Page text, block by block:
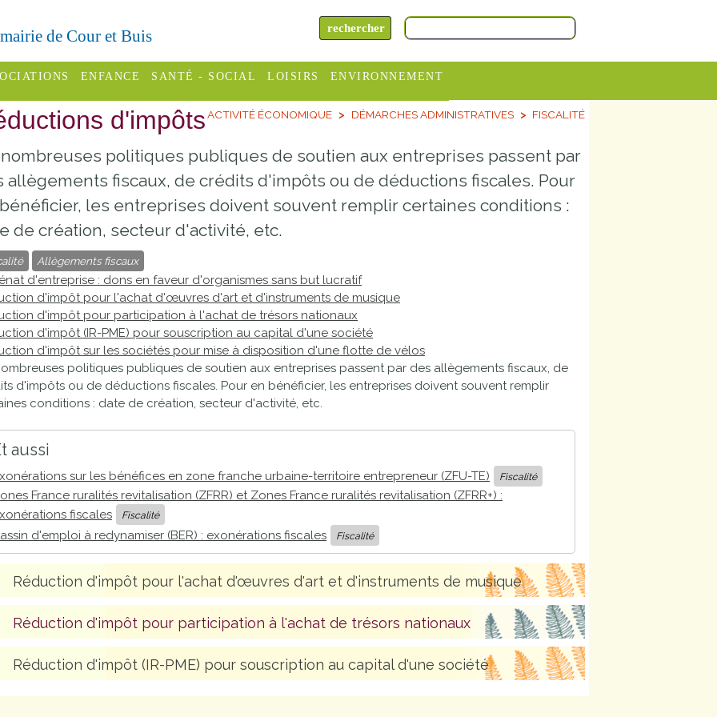
de Cour et Buis
des
Varèze
des
ENFANCE
Assistantes
Relais
assistante
maternelle
Pôle petite
enfance
Etablissements
scolaires
publics
Établissements
privés
SANTÉ - SOCIAL
Centres
ADMR
CCAS
Départemental
Le SSIAD
des Trois
Rivières
LOISIRS
Offices
Piscines
Sélection
d'activité
proches de
Cour et
découvrir
et
ENVIRONNEMENT
Horaires
Redevance
incitative
ACTIVITÉ ÉCONOMIQUE DÉMARCHES ADMINISTRATIVES FISCALITÉ
d'impôts
politiques publiques de soutien aux entreprises passent par
allègements fiscaux, de crédits d'impôts ou de déductions fiscales. Pour
les entreprises doivent souvent remplir certaines conditions :
de création, secteur d'activité, etc.
Allègements fiscaux
d'entreprise : dons en faveur d'organismes sans but lucratif
d'impôt pour l'achat d'œuvres d'art et d'instruments de musique
d'impôt pour participation à l'achat de trésors nationaux
d'impôt (IR-PME) pour souscription au capital d'une société
d'impôt sur les sociétés pour mise à disposition d'une flotte de vélos
politiques publiques de soutien aux entreprises passent par des allègements fiscaux, de
d'impôts ou de déductions fiscales. Pour en bénéficier, les entreprises doivent souvent remplir
conditions : date de création, secteur d'activité, etc.
aussi
sur les bénéfices en zone franche urbaine-territoire entrepreneur (ZFU-TE) Fiscalité
France ruralités revitalisation (ZFRR) et Zones France ruralités revitalisation (ZFRR+) :
fiscales
Fiscalité
d'emploi à redynamiser (BER) : exonérations fiscales Fiscalité
Réduction d'impôt pour l'achat d'œuvres d'art et d'instruments de musique
Réduction d'impôt pour participation à l'achat de trésors nationaux
Réduction d'impôt (IR-PME) pour souscription au capital d'une société